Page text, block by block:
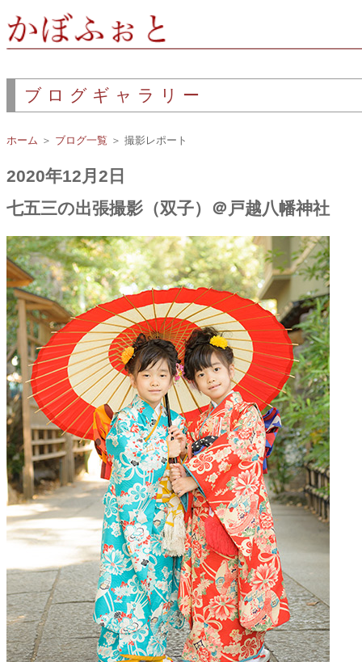
ブログギャラリー
ホーム ＞ ブログ一覧 ＞ 撮影レポート
2020年12月2日
七五三の出張撮影（双子）＠戸越八幡神社